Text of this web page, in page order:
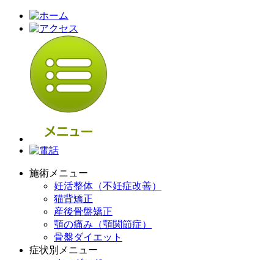
施術メニュー
妊活整体（不妊症改善）
猫背矯正
産後骨盤矯正
顎の痛み（顎関節症）
骨盤ダイエット
症状別メニュー